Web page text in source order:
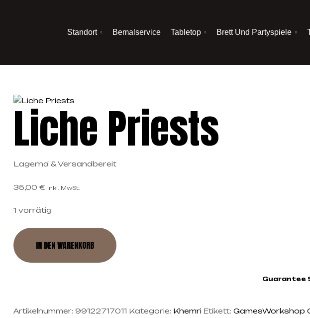
Standort Bemalservice Tabletop Brett Und Partyspiele
Liche Priests
Lagernd & Versandbereit
35,00 € inkl. MwSt.
1 vorrätig
IN DEN WARENKORB
Guarantee
Artikelnummer: 99122717011 Kategorie: Khemri Etikett: GamesWorkshop